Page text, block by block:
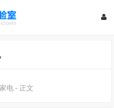
电 - 正文